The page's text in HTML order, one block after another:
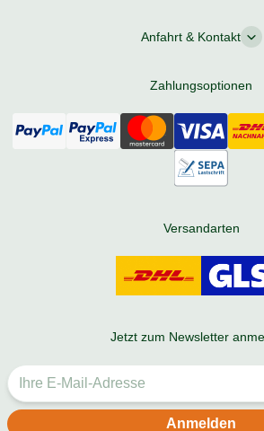
Anfahrt & Kontakt
Zahlungsoptionen
Versandarten
Jetzt zum Newsletter